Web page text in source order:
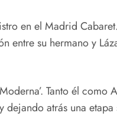
en el Madrid
entre su hermano y
Tanto él como
atrás una